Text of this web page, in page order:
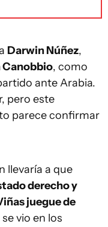
Darwin Núñez,
Canobbio, como
ante Arabia.
pero este
parece confirmar
llevaría a que
derecho y
juegue de
vio en los